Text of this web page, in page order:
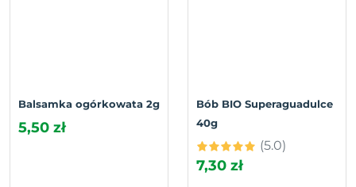
Balsamka ogórkowata 2g
5,50 zł
Bób BIO Superaguadulce
40g
(5.0)
7,30 zł